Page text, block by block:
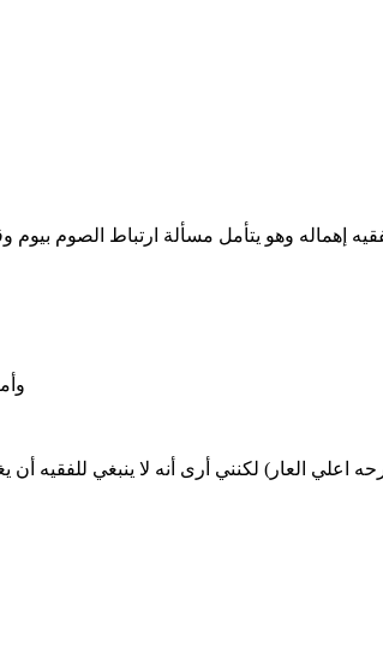
إهماله وهو يتأمل مسألة ارتباط الصوم